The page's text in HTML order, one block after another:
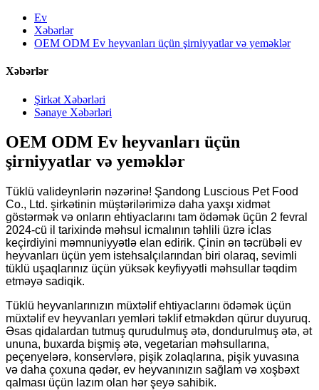
Ev
Xəbərlər
OEM ODM Ev heyvanları üçün şirniyyatlar və yeməklər
Xəbərlər
Şirkət Xəbərləri
Sənaye Xəbərləri
OEM ODM Ev heyvanları üçün
şirniyyatlar və yeməklər
Tüklü valideynlərin nəzərinə! Şandong Luscious Pet Food
Co., Ltd. şirkətinin müştərilərimizə daha yaxşı xidmət
göstərmək və onların ehtiyaclarını tam ödəmək üçün 2 fevral
2024-cü il tarixində məhsul icmalının təhlili üzrə iclas
keçirdiyini məmnuniyyətlə elan edirik. Çinin ən təcrübəli ev
heyvanları üçün yem istehsalçılarından biri olaraq, sevimli
tüklü uşaqlarınız üçün yüksək keyfiyyətli məhsullar təqdim
etməyə sadiqik.
Tüklü heyvanlarınızın müxtəlif ehtiyaclarını ödəmək üçün
müxtəlif ev heyvanları yemləri təklif etməkdən qürur duyuruq.
Əsas qidalardan tutmuş qurudulmuş ətə, dondurulmuş ətə, ət
ununa, buxarda bişmiş ətə, vegetarian məhsullarına,
peçenyelərə, konservlərə, pişik zolaqlarına, pişik yuvasına
və daha çoxuna qədər, ev heyvanınızın sağlam və xoşbəxt
qalması üçün lazım olan hər şeyə sahibik.